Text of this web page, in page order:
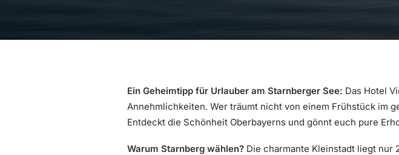
Ein Geheimtipp für Urlauber am Starnberger See: Das Hotel
Annehmlichkeiten. Wer träumt nicht von einem Frühstück im
Entdeckt die Schönheit Oberbayerns und gönnt euch pure
Warum Starnberg wählen? Die charmante Kleinstadt liegt nur